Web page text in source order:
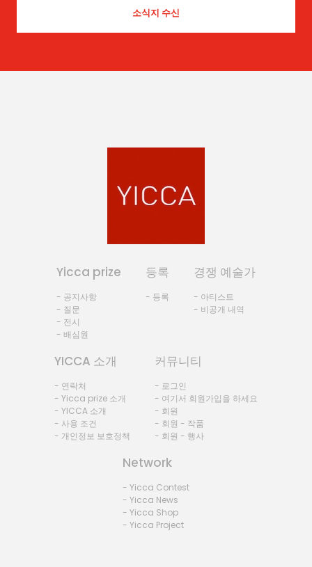
Yicca prize
- 공지사항
- 질문
- 전시
- 배심원
등록
- 등록
경쟁 예술가
- 아티스트
- 비공개 내역
YICCA 소개
- 연락처
- Yicca prize 소개
- YICCA 소개
- 사용 조건
- 개인정보 보호정책
커뮤니티
- 로그인
- 여기서 회원가입을 하세요
- 회원
- 회원 - 작품
- 회원 - 행사
Network
- Yicca Contest
- Yicca News
- Yicca Shop
- Yicca Project